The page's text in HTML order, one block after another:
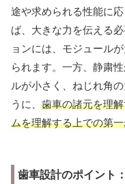
途や求められる性能に
ば、大きな力を伝える
ョンには、モジュール
られます。一方、静粛
ルが小さく、ねじれ角
うに、 歯車の諸元を理
ムを理解する上での第
歯車設計のポイント